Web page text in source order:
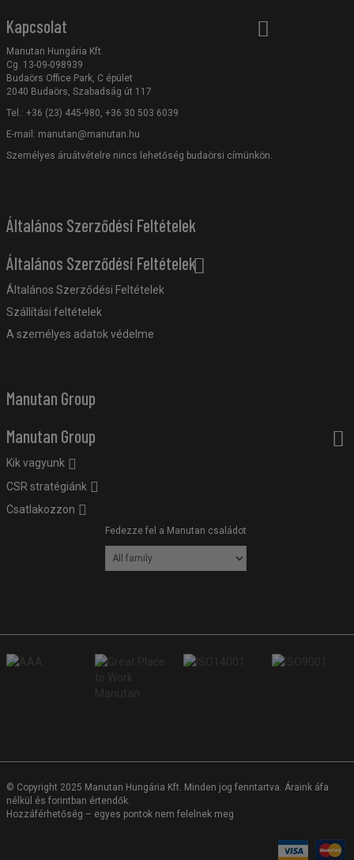
Kapcsolat
Manutan Hungária Kft.
Cg. 13-09-098939
Budaörs Office Park, C épület
2040 Budaörs, Szabadság út 117
Tel.: +36 (23) 445-980, +36 30 503 6039
E-mail: manutan@manutan.hu
Személyes áruátvételre nincs lehetőség budaörsi címünkön.
Általános Szerződési Feltételek
Általános Szerződési Feltételek
Általános Szerződési Feltételek
Szállítási feltételek
A személyes adatok védelme
Manutan Group
Manutan Group
Kik vagyunk
CSR stratégiánk
Csatlakozzon
Fedezze fel a Manutan családot
© Copyright 2025 Manutan Hungária Kft. Minden jog fenntartva. Áraink áfa
nélkül és forintban értendők.
Hozzáférhetőség – egyes pontok nem felelnek meg